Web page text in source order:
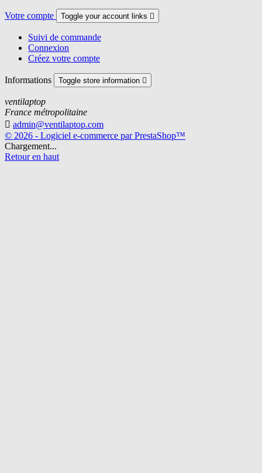
Votre compte Toggle your account links 
Suivi de commande
Connexion
Créez votre compte
Informations Toggle store information 
ventilaptop
France métropolitaine
 admin@ventilaptop.com
© 2026 - Logiciel e-commerce par PrestaShop™
Chargement...
Retour en haut